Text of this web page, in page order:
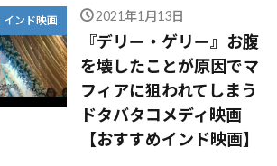
インド映画 2021年1月13日
『デリー・ゲリー』お腹
を壊したことが原因でマ
フィアに狙われてしまう
ドタバタコメディ映画
【おすすめインド映画】